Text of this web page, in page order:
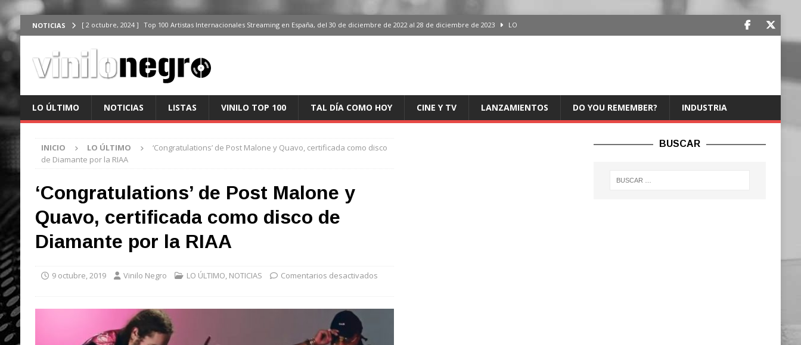
NOTICIAS [ 6 octubre, 2024 ] Top 200 Canciones España, del 30 de diciembre de 2022 al 28 de diciembre de 2023 LO ÚLTIMO
[ 4 octubre, 2024 ] Top 200 Artistas streaming en España, del 30 de diciembre de 2022 al 28 de diciembre de 2023
Top 100 Artistas Españoles Streaming en España, del 30 de diciembre de 2022 al 28 de diciembre de 2023
ÚLTIMO
[ 2 octubre, 2024 ] Top 100 Artistas Internacionales Streaming en España, del 30 de diciembre de 2022 al 28 de diciembre de 2023 LO
ÚLTIMO
LO ÚLTIMO NOTICIAS LISTAS VINILO TOP 100 TAL DÍA COMO HOY CINE Y TV LANZAMIENTOS DO YOU REMEMBER? INDUSTRIA
INICIO LO ÚLTIMO
‘Congratulations’ de Post Malone y Quavo, certificada como disco
de Diamante por la RIAA
‘Congratulations’ de Post Malone y
Quavo, certificada como disco de
Diamante por la RIAA
9 octubre, 2019 Vinilo Negro LO ÚLTIMO, NOTICIAS Comentarios desactivados
BUSCAR